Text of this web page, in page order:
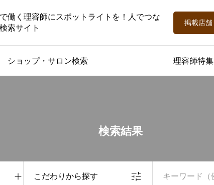
働く理容師にスポットライトを！人でつな
索サイト
掲載店舗
ショップ・サロン検索 理容師特集
検索結果
こだわりから探す